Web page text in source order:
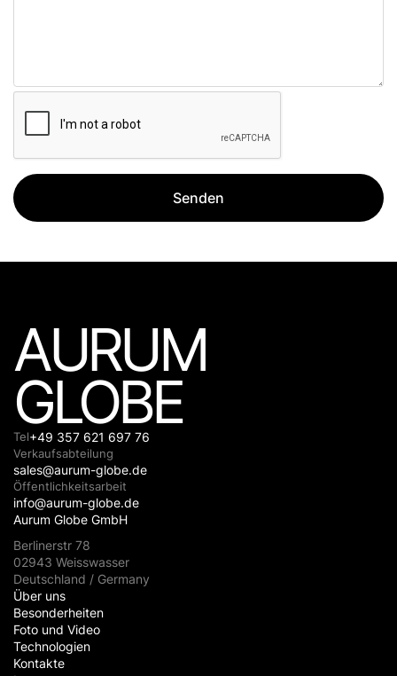
AURUM
GLOBE
Über uns
Besonderheiten
Foto und Video
Technologien
Kontakte
Tel+49 357 621 697 76
Verkaufsabteilung
sales@aurum-globe.de
Öffentlichkeitsarbeit
info@aurum-globe.de
Aurum Globe GmbH
Berlinerstr 78
02943 Weisswasser
Deutschland / Germany